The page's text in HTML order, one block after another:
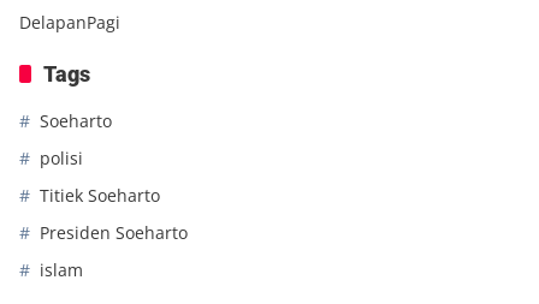
DelapanPagi
Tags
Soeharto
polisi
Titiek Soeharto
Presiden Soeharto
islam